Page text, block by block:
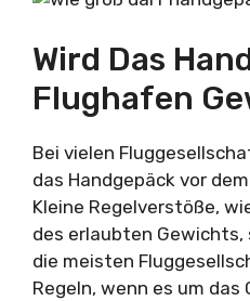
Wird Das
Flughafen
Bei vielen
das Handgepäck vor
Kleine Regelverstöße,
des erlaubten Gewichts,
die meisten
Regeln, wenn es um das